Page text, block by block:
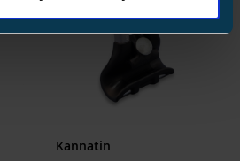
Sisäinen
2026-07-21
00:00:00
Kannatin